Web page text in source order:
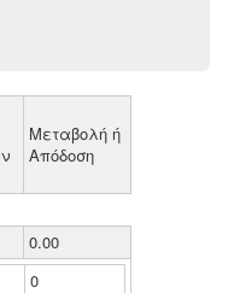
Μεταβολή ή
Απόδοση
0.00
0